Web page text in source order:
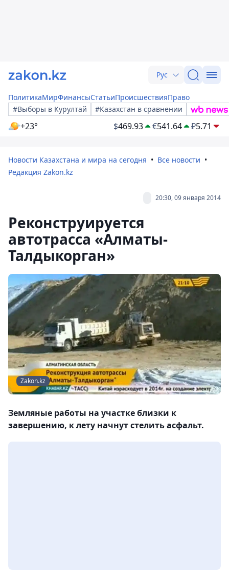
Рус
ПолитикаМирФинансыСтатьиПроисшествияПраво
#Выборы в Курултай
#Казахстан в сравнении
+23° $469.93 €541.64 ₽5.71
Новости Казахстана и мира на сегодня
Все новости
Редакция Zakon.kz
20:30, 09 января 2014
Реконструируется
автотрасса «Алматы-
Талдыкорган»
Zakon.kz
Земляные работы на участке близки к
завершению, к лету начнут стелить асфальт.